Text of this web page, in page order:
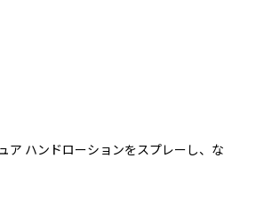
ア ハンドローションをスプレーし、な